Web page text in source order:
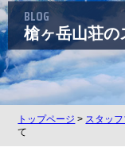
BLOG
槍ヶ岳山荘の
トップページ > スタッ
て